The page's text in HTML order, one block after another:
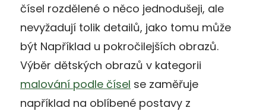
čísel rozdělené o něco jednodušeji, ale
nevyžadují tolik detailů, jako tomu může
být Například u pokročilejších obrazů.
Výběr dětských obrazů v kategorii
malování podle čísel se zaměřuje
například na oblíbené postavy z